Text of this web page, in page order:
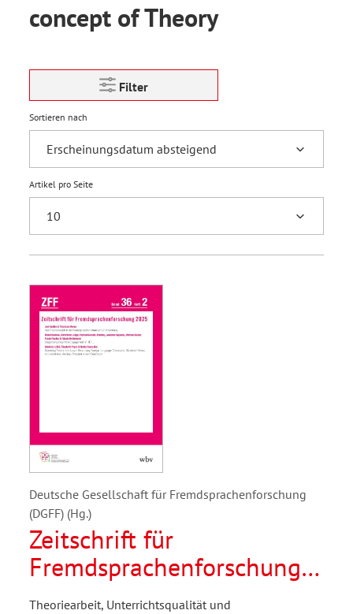
concept of Theory
Filter
Sortieren nach
Artikel pro Seite
Deutsche Gesellschaft für Fremdsprachenforschung
(DGFF) (Hg.)
Zeitschrift für
Fremdsprachenforschung
2/2025
Theoriearbeit, Unterrichtsqualität und